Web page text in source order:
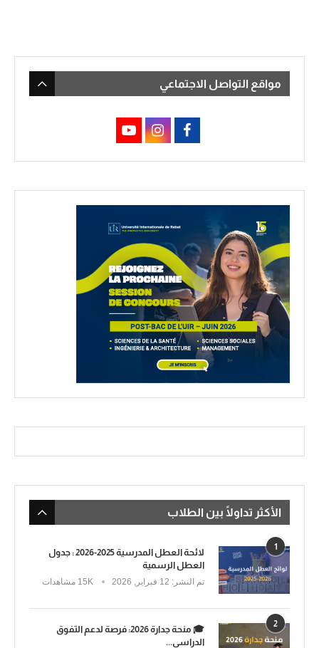
مواقع التواصل الاجتماعي
الأكثر تداولًا بين الطلاب
1
لائحة العطل المدرسية 2025-2026 : جدول
العطل الرسمية
تم النشر: 15K مشاهدات
2
🎓 منحة جدارة 2026: فرصة لدعم التفوق
الدراسي...